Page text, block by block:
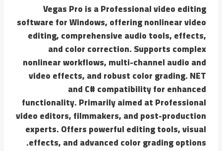
Vegas Pro is a Professional video editing
software for Windows, offering nonlinear video
editing, comprehensive audio tools, effects,
and color correction. Supports complex
nonlinear workflows, multi-channel audio and
video effects, and robust color grading. NET
and C# compatibility for enhanced
functionality. Primarily aimed at Professional
video editors, filmmakers, and post-production
experts. Offers powerful editing tools, visual
effects, and advanced color grading options.